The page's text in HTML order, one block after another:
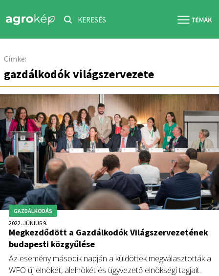
KERESÉS
Címke:
gazdálkodók világszervezete
GAZDÁLKODÁS
2022. JÚNIUS 9.
Megkezdődött a Gazdálkodók Világszervezetének
budapesti közgyűlése
Az esemény második napján a küldöttek megválasztották a
WFO új elnökét, alelnökét és ügyvezető elnökségi tagjait.